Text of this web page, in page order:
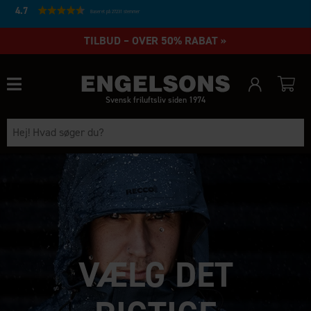
4.7 Baseret på 27231 stemmer
TILBUD – OVER 50% RABAT »
Svensk friluftsliv siden 1974
VÆLG DET